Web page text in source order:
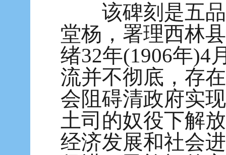
该碑刻是五品
堂杨，署理西林
绪32年(1906年)4
流并不彻底，存
会阻碍清政府实
土司的奴役下解
经济发展和社会